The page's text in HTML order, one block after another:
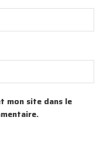
mon site dans le